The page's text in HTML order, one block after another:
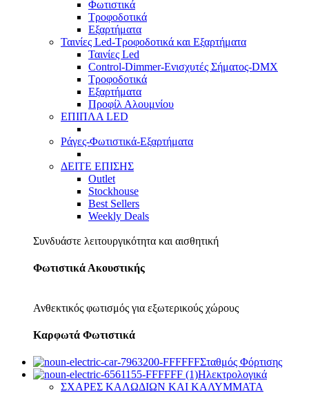
Φωτιστικά
Τροφοδοτικά
Εξαρτήματα
Ταινίες Led-Τροφοδοτικά και Εξαρτήματα
Ταινίες Led
Control-Dimmer-Ενισχυτές Σήματος-DMX
Τροφοδοτικά
Εξαρτήματα
Προφίλ Αλουμνίου
ΕΠΙΠΛΑ LED
Ράγες-Φωτιστικά-Εξαρτήματα
ΔΕΙΤΕ ΕΠΙΣΗΣ
Outlet
Stockhouse
Best Sellers
Weekly Deals
Συνδυάστε λειτουργικότητα και αισθητική
Φωτιστικά Ακουστικής
Ανθεκτικός φωτισμός για εξωτερικούς χώρους
Καρφωτά Φωτιστικά
Σταθμός Φόρτισης
Ηλεκτρολογικά
ΣΧΑΡΕΣ ΚΑΛΩΔΙΩΝ ΚΑΙ ΚΑΛΥΜΜΑΤΑ